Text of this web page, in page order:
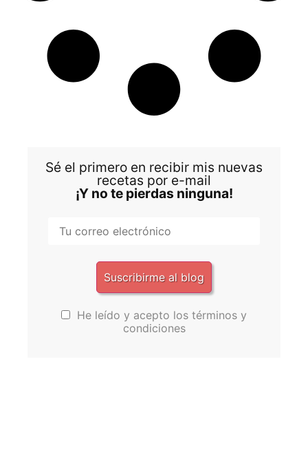
Sé el primero en recibir mis nuevas
recetas por e-mail
¡Y no te pierdas ninguna!
He leído y acepto los términos y
condiciones